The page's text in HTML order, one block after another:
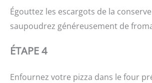
Égouttez les escargots de la
saupoudrez généreusement de
ÉTAPE 4
Enfournez votre pizza dans le four